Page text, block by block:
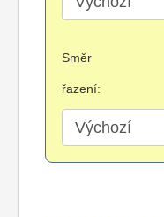
Směr
řazení: